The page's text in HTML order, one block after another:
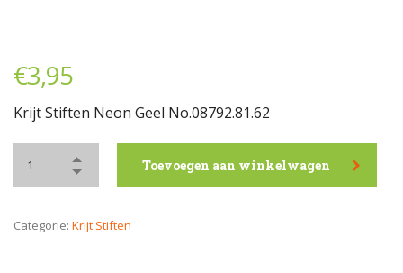
€3,95
Krijt Stiften Neon Geel No.08792.81.62
Toevoegen aan winkelwagen
Categorie: Krijt Stiften